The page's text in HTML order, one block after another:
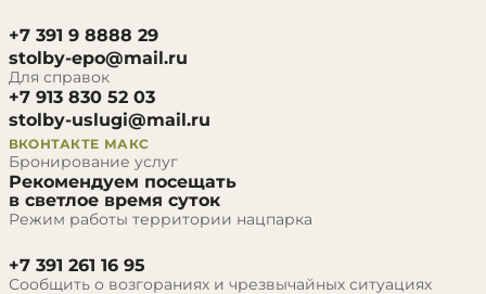
+7 391 9 8888 29
stolby-epo@mail.ru
Для справок
+7 913 830 52 03
stolby-uslugi@mail.ru
ВКОНТАКТЕ МАКС
Бронирование услуг
Рекомендуем посещать
в светлое время суток
Режим работы территории нацпарка
+7 391 261 16 95
Сообщить о возгораниях и чрезвычайных ситуациях